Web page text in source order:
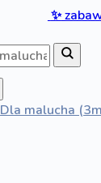
✨
Dla malucha